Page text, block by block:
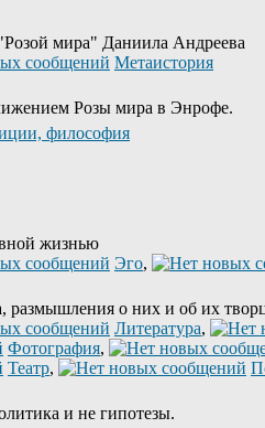
мира" Даниила Андреева
Метаистория
Розы мира в Энрофе.
философия
жизнью
Эго,
размышления о них и об их
Литература,
Фотография,
Театр,
и не гипотезы.